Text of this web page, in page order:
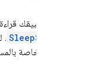
يمكن لتطبيقك
SleepStages
.
المجلة الخاصة